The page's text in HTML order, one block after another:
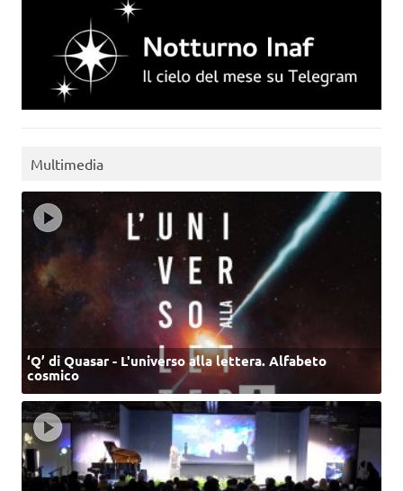
Multimedia
‘Q’ di Quasar - L'universo alla lettera. Alfabeto
cosmico